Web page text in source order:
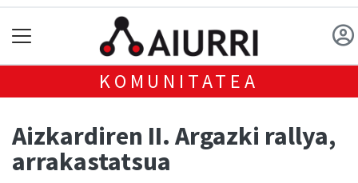
KOMUNITATEA
Aizkardiren II. Argazki rallya,
arrakastatsua